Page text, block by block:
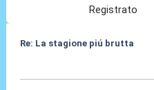
Registrato
Re: La stagione piú brutta